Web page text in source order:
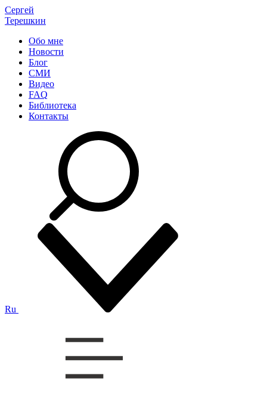
Сергей
Терешкин
Обо мне
Новости
Блог
СМИ
Видео
FAQ
Библиотека
Контакты
Ru